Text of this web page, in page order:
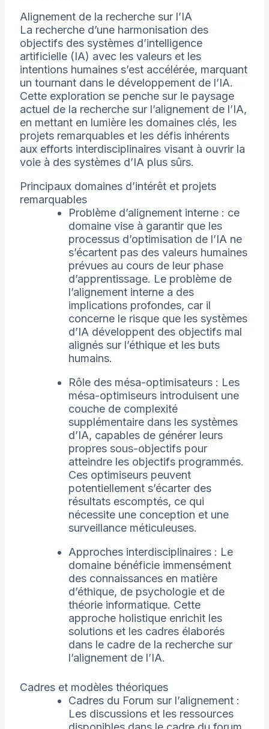
Alignement de la recherche sur l’IA
La recherche d’une harmonisation des
objectifs des systèmes d’intelligence
artificielle (IA) avec les valeurs et les
intentions humaines s’est accélérée, marquant
un tournant dans le développement de l’IA.
Cette exploration se penche sur le paysage
actuel de la recherche sur l’alignement de l’IA,
en mettant en lumière les domaines clés, les
projets remarquables et les défis inhérents
aux efforts interdisciplinaires visant à ouvrir la
voie à des systèmes d’IA plus sûrs.
Principaux domaines d’intérêt et projets
remarquables
Problème d’alignement interne : ce
domaine vise à garantir que les
processus d’optimisation de l’IA ne
s’écartent pas des valeurs humaines
prévues au cours de leur phase
d’apprentissage. Le problème de
l’alignement interne a des
implications profondes, car il
concerne le risque que les systèmes
d’IA développent des objectifs mal
alignés sur l’éthique et les buts
humains.
Rôle des mésa-optimisateurs : Les
mésa-optimiseurs introduisent une
couche de complexité
supplémentaire dans les systèmes
d’IA, capables de générer leurs
propres sous-objectifs pour
atteindre les objectifs programmés.
Ces optimiseurs peuvent
potentiellement s’écarter des
résultats escomptés, ce qui
nécessite une conception et une
surveillance méticuleuses.
Approches interdisciplinaires : Le
domaine bénéficie immensément
des connaissances en matière
d’éthique, de psychologie et de
théorie informatique. Cette
approche holistique enrichit les
solutions et les cadres élaborés
dans le cadre de la recherche sur
l’alignement de l’IA.
Cadres et modèles théoriques
Cadres du Forum sur l’alignement :
Les discussions et les ressources